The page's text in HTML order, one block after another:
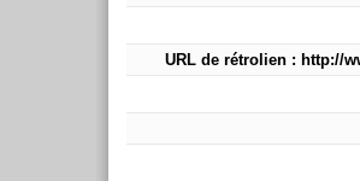
URL de rétrolien : http://